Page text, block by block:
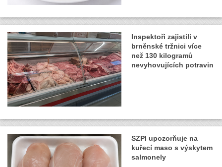
Inspektoři zajistili v
brněnské tržnici více
než 130 kilogramů
nevyhovujících potravin
SZPI upozorňuje na
kuřecí maso s výskytem
salmonely